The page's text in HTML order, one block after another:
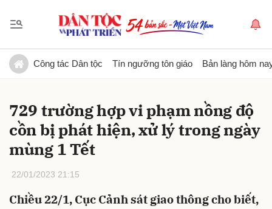
Công tác Dân tộc Tín ngưỡng tôn giáo Bản làng hôm
729 trường hợp vi phạm nồng độ
cồn bị phát hiện, xử lý trong ngày
mùng 1 Tết
22/01/2023 21:15
Chiều 22/1, Cục Cảnh sát giao thông cho biết,
Gửi bình luận